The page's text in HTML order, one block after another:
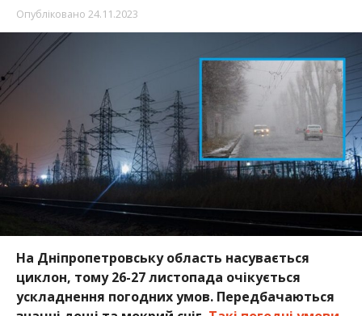
Опубліковано 24.11.2023
На Дніпропетровську область насувається
циклон, тому 26-27 листопада очікується
ускладнення погодних умов. Передбачаються